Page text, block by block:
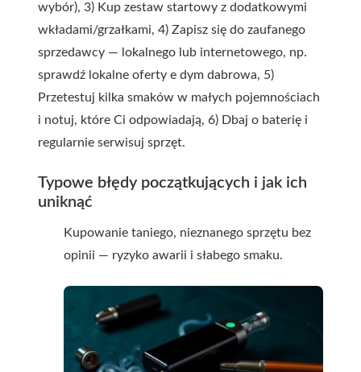
wybór), 3) Kup zestaw startowy z dodatkowymi
wkładami/grzałkami, 4) Zapisz się do zaufanego
sprzedawcy — lokalnego lub internetowego, np.
sprawdź lokalne oferty e dym dabrowa, 5)
Przetestuj kilka smaków w małych pojemnościach
i notuj, które Ci odpowiadają, 6) Dbaj o baterię i
regularnie serwisuj sprzęt.
Typowe błędy początkujących i jak ich
uniknąć
Kupowanie taniego, nieznanego sprzętu bez
opinii — ryzyko awarii i słabego smaku.